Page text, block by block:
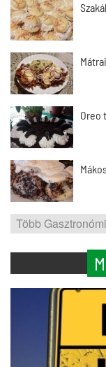
Oreo
Több